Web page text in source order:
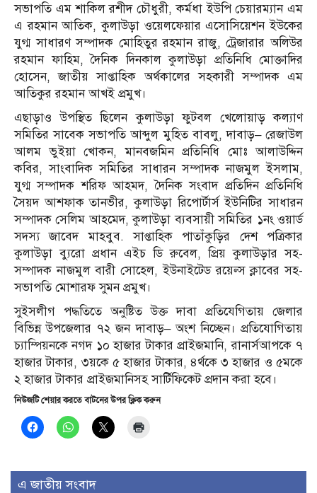
সভাপতি এম শাকিল রশীদ চৌধুরী, কর্মধা ইউপি চেয়ারম্যান এম
এ রহমান আতিক, কুলাউড়া ওয়েলফেয়ার এসোসিয়েশন ইউকের
যুগ্ম সাধারণ সম্পাদক মোহিতুর রহমান রাজু, ট্রেজারার অলিউর
রহমান ফাহিম, দৈনিক দিনকাল কুলাউড়া প্রতিনিধি মোক্তাদির
হোসেন, জাতীয় সাপ্তাহিক অর্থকালের সহকারী সম্পাদক এম
আতিকুর রহমান আখই প্রমুখ।
এছাড়াও উপস্থিত ছিলেন কুলাউড়া ফুটবল খেলোয়াড় কল্যাণ
সমিতির সাবেক সভাপতি আব্দুল মুহিত বাবলু, দাবাড়– রেজাউল
আলম ভুইয়া খোকন, মানবজমিন প্রতিনিধি মোঃ আলাউদ্দিন
কবির, সাংবাদিক সমিতির সাধারন সম্পাদক নাজমুল ইসলাম,
যুগ্ম সম্পাদক শরিফ আহমদ, দৈনিক সংবাদ প্রতিদিন প্রতিনিধি
সৈয়দ আশফাক তানভীর, কুলাউড়া রিপোর্টার্স ইউনিটির সাধারন
সম্পাদক সেলিম আহমেদ, কুলাউড়া ব্যবসায়ী সমিতির ১নং ওয়ার্ড
সদস্য জাবেদ মাহবুব. সাপ্তাহিক পাতাঁকুড়ির দেশ পত্রিকার
কুলাউড়া ব্যুরো প্রধান এইচ ডি রুবেল, প্রিয় কুলাউড়ার সহ-
সম্পাদক নাজমুল বারী সোহেল, ইউনাইটেড রয়েল্স ক্লাবের সহ-
সভাপতি মোশারফ সুমন প্রমুখ।
সুইসলীগ পদ্ধতিতে অনুষ্টিত উক্ত দাবা প্রতিযেগিতায় জেলার
বিভিন্ন উপজেলার ৭২ জন দাবাড়– অংশ নিচ্ছেন। প্রতিযোগিতায়
চ্যাম্পিয়নকে নগদ ১০ হাজার টাকার প্রাইজমানি, রানার্সআপকে ৭
হাজার টাকার, ৩য়কে ৫ হাজার টাকার, ৪র্থকে ৩ হাজার ও ৫মকে
২ হাজার টাকার প্রাইজমানিসহ সার্টিফিকেট প্রদান করা হবে।
নিউজটি শেয়ার করতে বাটনের উপর ক্লিক করুন
এ জাতীয় সংবাদ